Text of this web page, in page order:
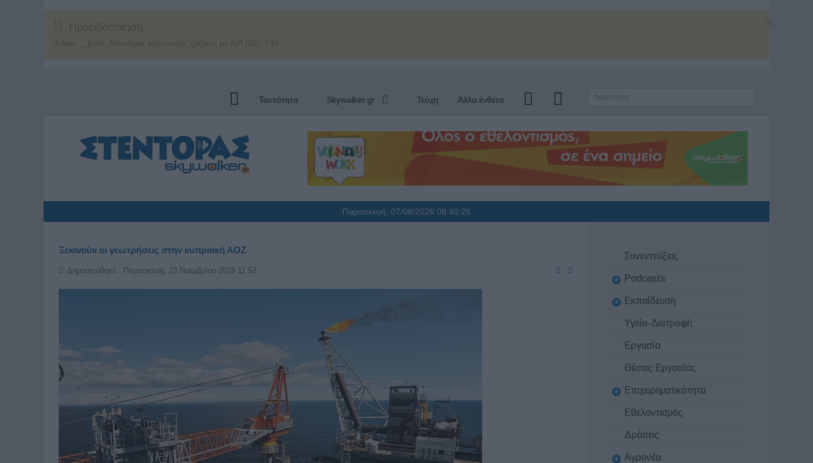
Προειδοποίηση
JUser: :_load: Αδυναμία φόρτωσης χρήστη με Α/Α (ID): 740
Ταυτότητα Skywalker.gr Τεύχη Άλλα ένθετα
Παρασκευή, 07/08/2026 08:40:27
Ξεκινούν οι γεωτρήσεις στην κυπριακή ΑΟΖ
Δημοσιεύθηκε : Παρασκευή, 23 Νοεμβρίου 2018 11:53
Συνεντεύξεις
Podcasts
Εκπαίδευση
Υγεία-Διατροφή
Εργασία
Θέσεις Εργασίας
Επιχειρηματικότητα
Εθελοντισμός
Δράσεις
Αγρονέα